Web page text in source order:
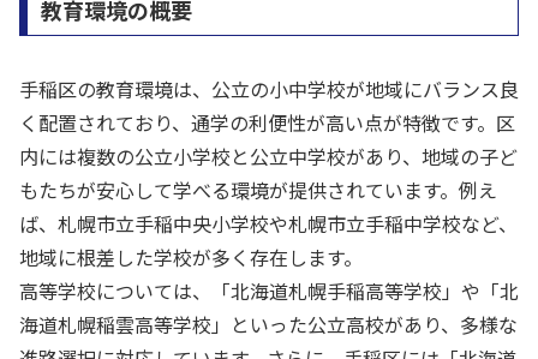
教育環境の概要
手稲区の教育環境は、公立の小中学校が地域にバランス良
く配置されており、通学の利便性が高い点が特徴です。区
内には複数の公立小学校と公立中学校があり、地域の子ど
もたちが安心して学べる環境が提供されています。例え
ば、札幌市立手稲中央小学校や札幌市立手稲中学校など、
地域に根差した学校が多く存在します。
高等学校については、「北海道札幌手稲高等学校」や「北
海道札幌稲雲高等学校」といった公立高校があり、多様な